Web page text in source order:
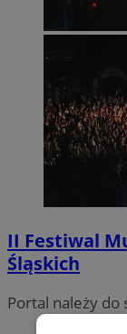
II Festiwal
Śląskich
Portal należy do